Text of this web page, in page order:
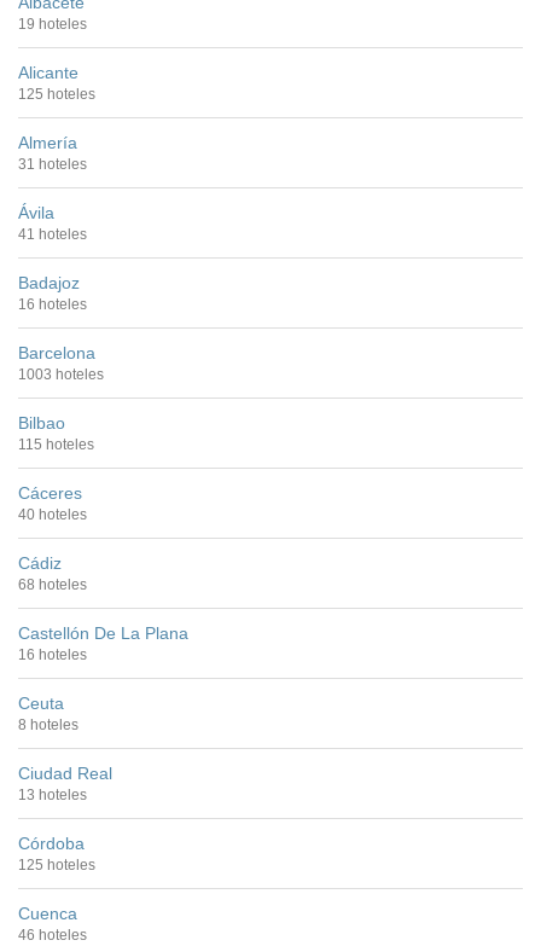
19 hoteles
Alicante
125 hoteles
Almería
31 hoteles
Ávila
41 hoteles
Badajoz
16 hoteles
Barcelona
1003 hoteles
Bilbao
115 hoteles
Cáceres
40 hoteles
Cádiz
68 hoteles
Castellón De La Plana
16 hoteles
Ceuta
8 hoteles
Ciudad Real
13 hoteles
Córdoba
125 hoteles
Cuenca
46 hoteles